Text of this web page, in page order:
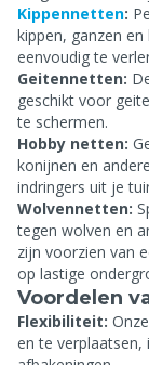
Kippennetten:
kippen, ganzen en
eenvoudig te
Geitennetten:
geschikt voor
te schermen.
Hobby netten:
konijnen en
indringers uit je
Wolvennetten:
tegen wolven en
zijn voorzien van
op lastige
Voordelen
Flexibiliteit:
en te verplaatsen,